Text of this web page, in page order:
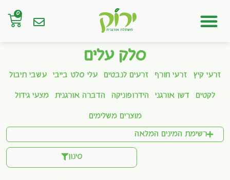
0
סלק עלים
זרעי קיץ זרעי חורף זרעים לנבטים עלי סלט בייבי עשבי תיבול
לקטים דשן אורגני הידרופוניקה הדברה אורגנית מצעי גידול
מוצרים משלימים
רשימת המינים המלאה
סינון